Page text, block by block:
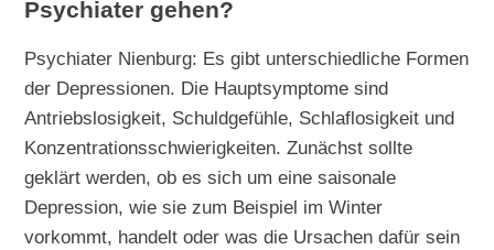
Psychiater gehen?
Psychiater Nienburg: Es gibt unterschiedliche Formen
der Depressionen. Die Hauptsymptome sind
Antriebslosigkeit, Schuldgefühle, Schlaflosigkeit und
Konzentrationsschwierigkeiten. Zunächst sollte
geklärt werden, ob es sich um eine saisonale
Depression, wie sie zum Beispiel im Winter
vorkommt, handelt oder was die Ursachen dafür sein